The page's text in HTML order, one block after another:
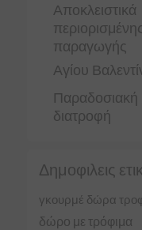
Αποκλειστικά
περιορισμένης
παραγωγής
Αγίου
Παραδοσιακή
διατροφή
Δημοφιλεις
γκουρμέ δώρα
δώρο με τρόφιμα